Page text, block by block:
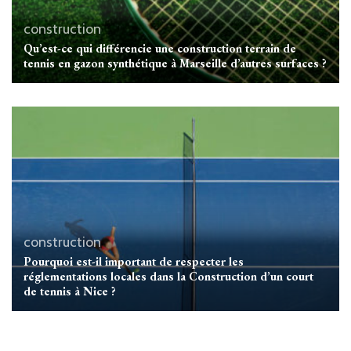
construction
Qu’est-ce qui différencie une construction terrain de
tennis en gazon synthétique à Marseille d’autres surfaces ?
construction
Pourquoi est-il important de respecter les
réglementations locales dans la Construction d’un court
de tennis à Nice ?